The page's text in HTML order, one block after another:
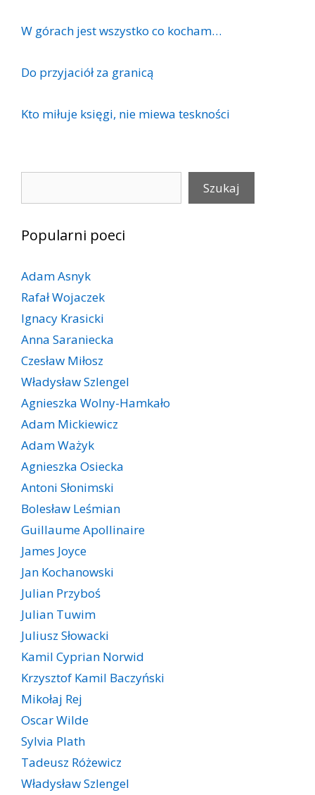
W górach jest wszystko co kocham…
Do przyjaciół za granicą
Kto miłuje księgi, nie miewa teskności
Szukaj
Popularni poeci
Adam Asnyk
Rafał Wojaczek
Ignacy Krasicki
Anna Saraniecka
Czesław Miłosz
Władysław Szlengel
Agnieszka Wolny-Hamkało
Adam Mickiewicz
Adam Ważyk
Agnieszka Osiecka
Antoni Słonimski
Bolesław Leśmian
Guillaume Apollinaire
James Joyce
Jan Kochanowski
Julian Przyboś
Julian Tuwim
Juliusz Słowacki
Kamil Cyprian Norwid
Krzysztof Kamil Baczyński
Mikołaj Rej
Oscar Wilde
Sylvia Plath
Tadeusz Różewicz
Władysław Szlengel